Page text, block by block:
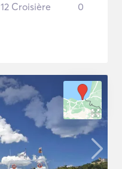
12 Croisière 0